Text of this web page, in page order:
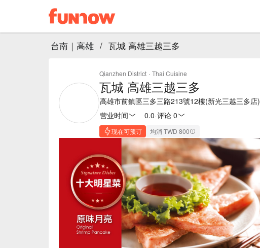
台南｜高雄 / 瓦城 高雄三越三多
Qianzhen District · Thai Cuisine
瓦城 高雄三越三多
高雄市前鎮區三多三路213號12樓(新光三越三多店)
营业时间
0.0 评论 0
现在可预订 均消 TWD 800